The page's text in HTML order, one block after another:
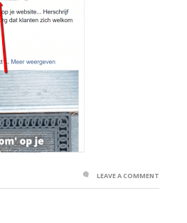
LEAVE A COMMENT